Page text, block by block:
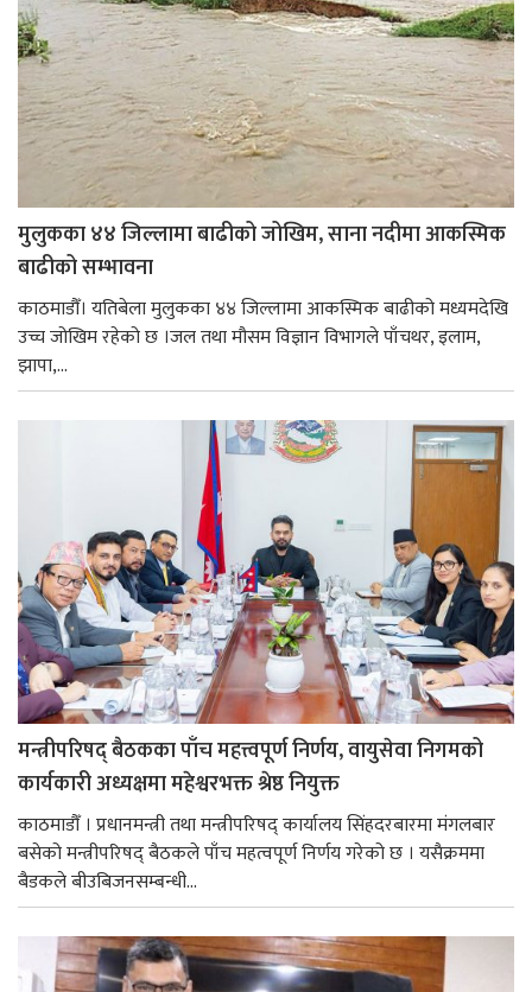
मुलुकका ४४ जिल्लामा बाढीको जोखिम, साना नदीमा आकस्मिक
बाढीको सम्भावना
काठमाडौँ। यतिबेला मुलुकका ४४ जिल्लामा आकस्मिक बाढीको मध्यमदेखि
उच्च जोखिम रहेको छ ।जल तथा मौसम विज्ञान विभागले पाँचथर, इलाम,
झापा,...
मन्त्रीपरिषद् बैठकका पाँच महत्त्वपूर्ण निर्णय, वायुसेवा निगमको
कार्यकारी अध्यक्षमा महेश्वरभक्त श्रेष्ठ नियुक्त
काठमाडौँ । प्रधानमन्त्री तथा मन्त्रीपरिषद् कार्यालय सिंहदरबारमा मंगलबार
बसेको मन्त्रीपरिषद् बैठकले पाँच महत्वपूर्ण निर्णय गरेको छ । यसैक्रममा
बैडकले बीउबिजनसम्बन्धी...